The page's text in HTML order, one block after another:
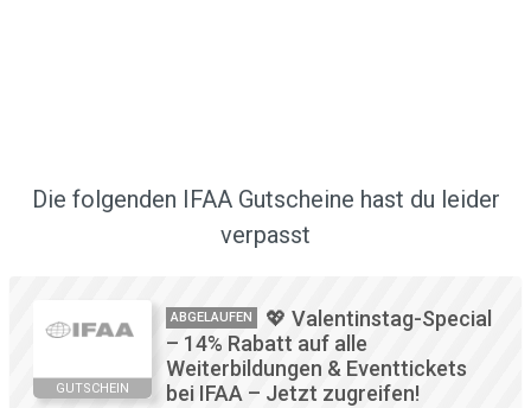
Die folgenden IFAA Gutscheine hast du leider
verpasst
GUTSCHEIN
ABGELAUFEN
💖 Valentinstag-Special
– 14% Rabatt auf alle
Weiterbildungen & Eventtickets
bei IFAA – Jetzt zugreifen!